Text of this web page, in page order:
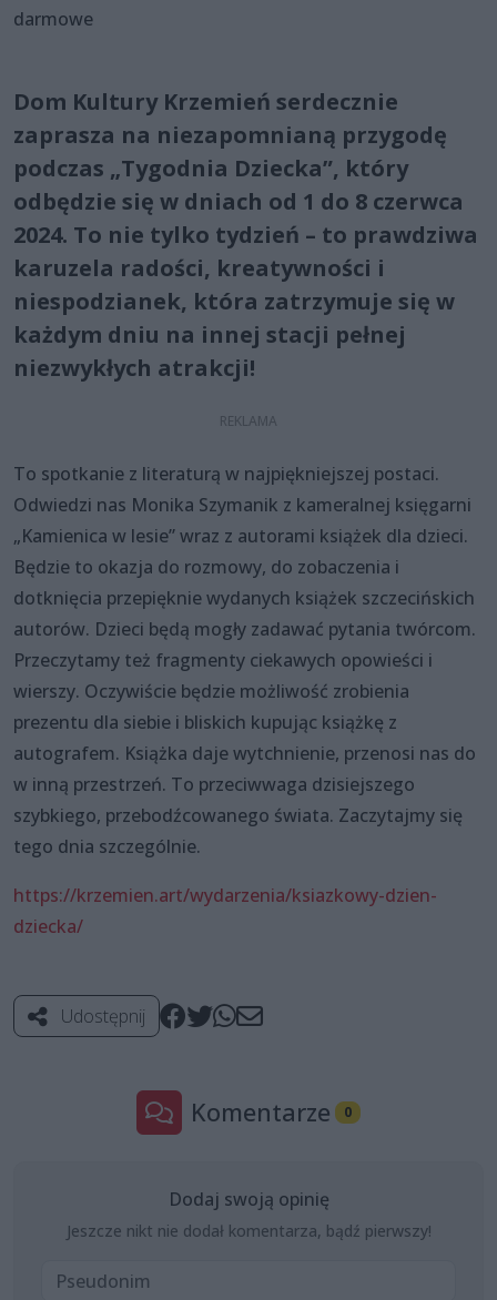
darmowe
Dom Kultury Krzemień serdecznie
zaprasza na niezapomnianą przygodę
podczas „Tygodnia Dziecka”, który
odbędzie się w dniach od 1 do 8 czerwca
2024. To nie tylko tydzień – to prawdziwa
karuzela radości, kreatywności i
niespodzianek, która zatrzymuje się w
każdym dniu na innej stacji pełnej
niezwykłych atrakcji!
To spotkanie z literaturą w najpiękniejszej postaci.
Odwiedzi nas Monika Szymanik z kameralnej księgarni
„Kamienica w lesie” wraz z autorami książek dla dzieci.
Będzie to okazja do rozmowy, do zobaczenia i
dotknięcia przepięknie wydanych książek szczecińskich
autorów. Dzieci będą mogły zadawać pytania twórcom.
Przeczytamy też fragmenty ciekawych opowieści i
wierszy. Oczywiście będzie możliwość zrobienia
prezentu dla siebie i bliskich kupując książkę z
autografem. Książka daje wytchnienie, przenosi nas do
w inną przestrzeń. To przeciwwaga dzisiejszego
szybkiego, przebodźcowanego świata. Zaczytajmy się
tego dnia szczególnie.
https://krzemien.art/wydarzenia/ksiazkowy-dzien-
dziecka/
Udostępnij
Komentarze 0
Dodaj swoją opinię
Jeszcze nikt nie dodał komentarza, bądź pierwszy!